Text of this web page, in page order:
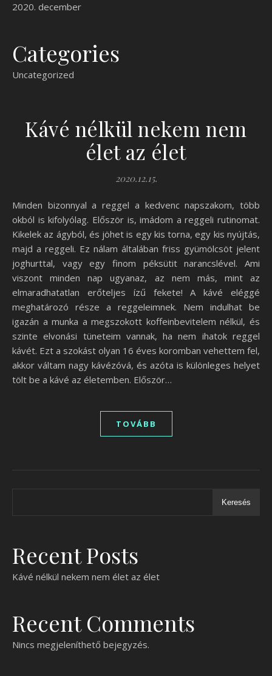
2020. december
Categories
Uncategorized
Kávé nélkül nekem nem
élet az élet
2020.12.15.
Minden bizonnyal a reggel a kedvenc napszakom, több
okból is kifolyólag. Először is, imádom a reggeli rutinomat.
Kikelek az ágyból, és jöhet is egy kis torna, egy kis nyújtás,
majd a reggeli. Ez nálam általában friss gyümölcsöt jelent
joghurttal, vagy egy finom péksütit narancslével. Ami
viszont minden nap ugyanaz, az nem más, mint az
elmaradhatatlan erőteljes ízű fekete! A kávé eléggé
meghatározó része a reggeleimnek. Nem indulhat be
igazán a munka a megszokott koffeinbevitelem nélkül, és
szinte elvonási tüneteim vannak, ha nem ihatok reggel
kávét. Ezt a szokást olyan 16 éves koromban vehettem fel,
akkor váltam nagy kávézóvá, és azóta is különleges helyet
tölt be a kávé az életemben. Először…
TOVÁBB
Keresés
Recent Posts
Kávé nélkül nekem nem élet az élet
Recent Comments
Nincs megjeleníthető bejegyzés.